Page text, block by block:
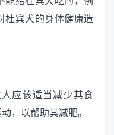
杜宾犬的身体健康造
应该适当减少其食
，以帮助其减肥。